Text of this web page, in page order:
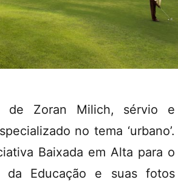
de Zoran Milich, sérvio e
no tema ‘urbano’.
Baixada em Alta para o
da Educação e suas fotos